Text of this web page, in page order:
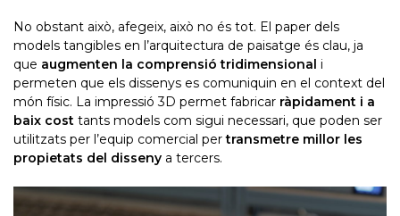
No obstant això, afegeix, això no és tot. El paper dels
models tangibles en l’arquitectura de paisatge és clau, ja
que augmenten la comprensió tridimensional i
permeten que els dissenys es comuniquin en el context del
món físic. La impressió 3D permet fabricar ràpidament i a
baix cost tants models com sigui necessari, que poden ser
utilitzats per l’equip comercial pertransmetre millor les
propietats del disseny a tercers.